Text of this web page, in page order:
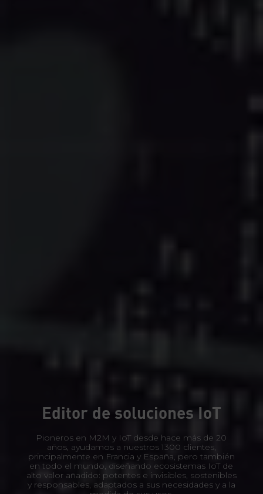
Editor de soluciones IoT
Pioneros en M2M y IoT desde hace más de 20
años, ayudamos a nuestros 1300 clientes,
principalmente en Francia y España, pero también
en todo el mundo, diseñando ecosistemas IoT de
alto valor añadido: potentes e invisibles, sostenibles
y responsables, adaptados a sus necesidades y a la